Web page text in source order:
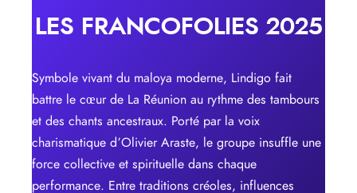
LES FRANCOFOLIES 2025
Symbole vivant du maloya moderne, Lindigo fait
battre le cœur de La Réunion au rythme des tambours
et des chants ancestraux. Porté par la voix
charismatique d’Olivier Araste, le groupe insuffle une
force collective et spirituelle dans chaque
performance. Entre traditions créoles, influences